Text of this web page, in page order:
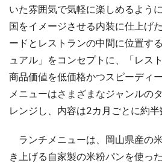
いた雰囲気で気軽に楽しめるよう
国をイメージさせる内装に仕上げ
ードとレストランの中間に位置す
ュアル」をコンセプトに、「レス
商品価値を低価格かつスピーディ
メニューはさまざまなジャンルの
レンジし、内容は2カ月ごとに約半
ランチメニューは、岡山県産の
き上げる自家製の米粉パンを使っ